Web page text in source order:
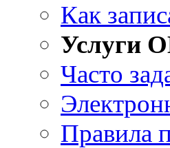
Как
Услуги
Часто
Правила